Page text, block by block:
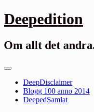
Gå
till
Deepedition
Om allt det
Primär
DeepDisclaimer
Blogg 100 anno 2014
DeepedSamlat